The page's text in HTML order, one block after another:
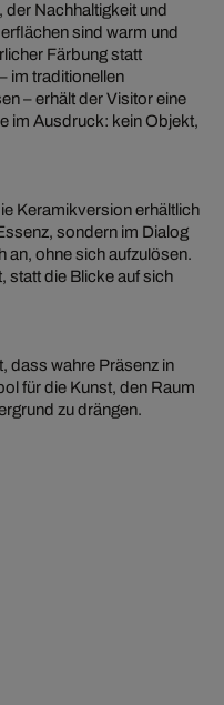
der Nachhaltigkeit und
sind warm und
Färbung statt
im traditionellen
– erhält der Visitor eine
im Ausdruck: kein Objekt,
Keramikversion erhältlich
sondern im Dialog
an, ohne sich aufzulösen.
statt die Blicke auf sich
dass wahre Präsenz in
für die Kunst, den Raum
zu drängen.